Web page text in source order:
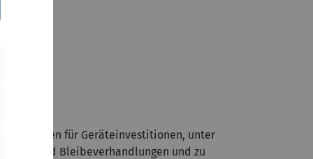
für Geräteinvestitionen, unter
und Bleibeverhandlungen und zu